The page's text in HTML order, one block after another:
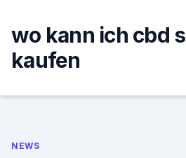
content
wo kann ich cbd
kaufen
NEWS